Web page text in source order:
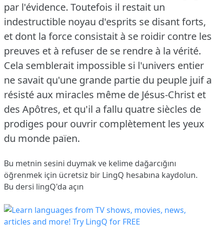
par l'évidence. Toutefois il restait un
indestructible noyau d'esprits se disant forts,
et dont la force consistait à se roidir contre les
preuves et à refuser de se rendre à la vérité.
Cela semblerait impossible si l'univers entier
ne savait qu'une grande partie du peuple juif a
résisté aux miracles même de Jésus-Christ et
des Apôtres, et qu'il a fallu quatre siècles de
prodiges pour ouvrir complètement les yeux
du monde païen.
Bu metnin sesini duymak ve kelime dağarcığını
öğrenmek için ücretsiz bir LingQ hesabına kaydolun.
Bu dersi lingQ'da açın